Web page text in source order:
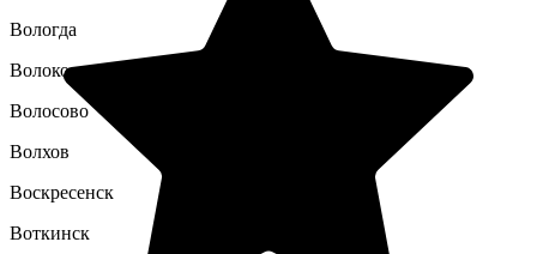
Вологда
Волоколамск
Волосово
Волхов
Воскресенск
Воткинск